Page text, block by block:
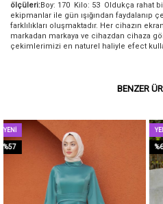
ölçüleri:Boy: 170 Kilo: 53 Oldukça rahat
ekipmanlar ile gün ışığından faydalanıp
farklılıkları oluşmaktadır. Her cihazın
markadan markaya ve cihazdan cihaza
çekimlerimizi en naturel haliyle efect
BENZER
%66
ÜRÜN